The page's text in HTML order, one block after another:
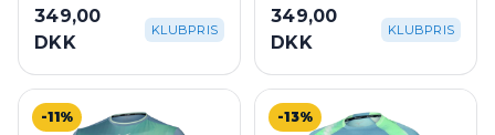
349,00
DKK
KLUBPRIS
349,00
DKK
KLUBPRIS
-11% -13%